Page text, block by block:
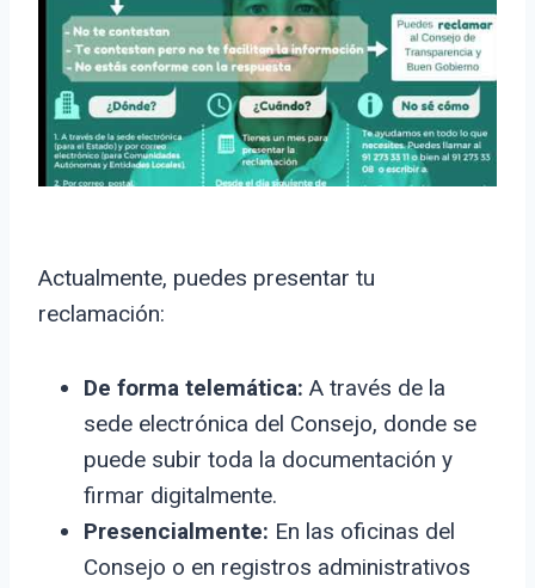
Actualmente, puedes presentar tu
reclamación:
De forma telemática: A través de la
sede electrónica del Consejo, donde se
puede subir toda la documentación y
firmar digitalmente.
Presencialmente: En las oficinas del
Consejo o en registros administrativos